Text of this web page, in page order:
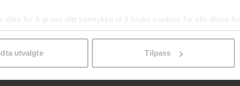
alle» for å gi oss ditt samtykke til å bruke cookies for alle disse
formål ved å klikke på «Tilpass». Du kan når som helst
utvalgte Tilpass
Catherine Isaac
Erica James
EBOK